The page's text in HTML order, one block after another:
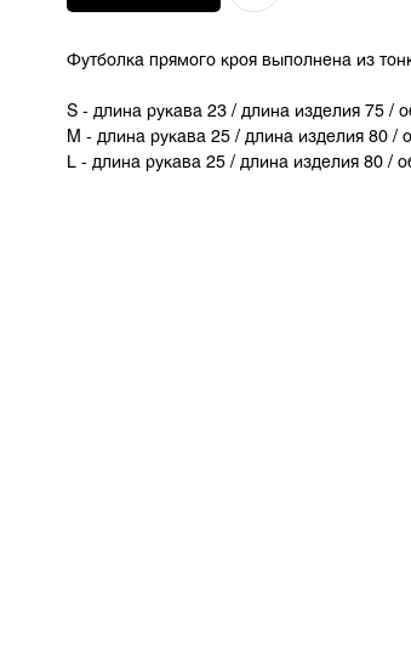
Футболка прямого кроя выполнена из
S - длина рукава 23 / длина изделия 75 /
M - длина рукава 25 / длина изделия 80 /
L - длина рукава 25 / длина изделия 80 /